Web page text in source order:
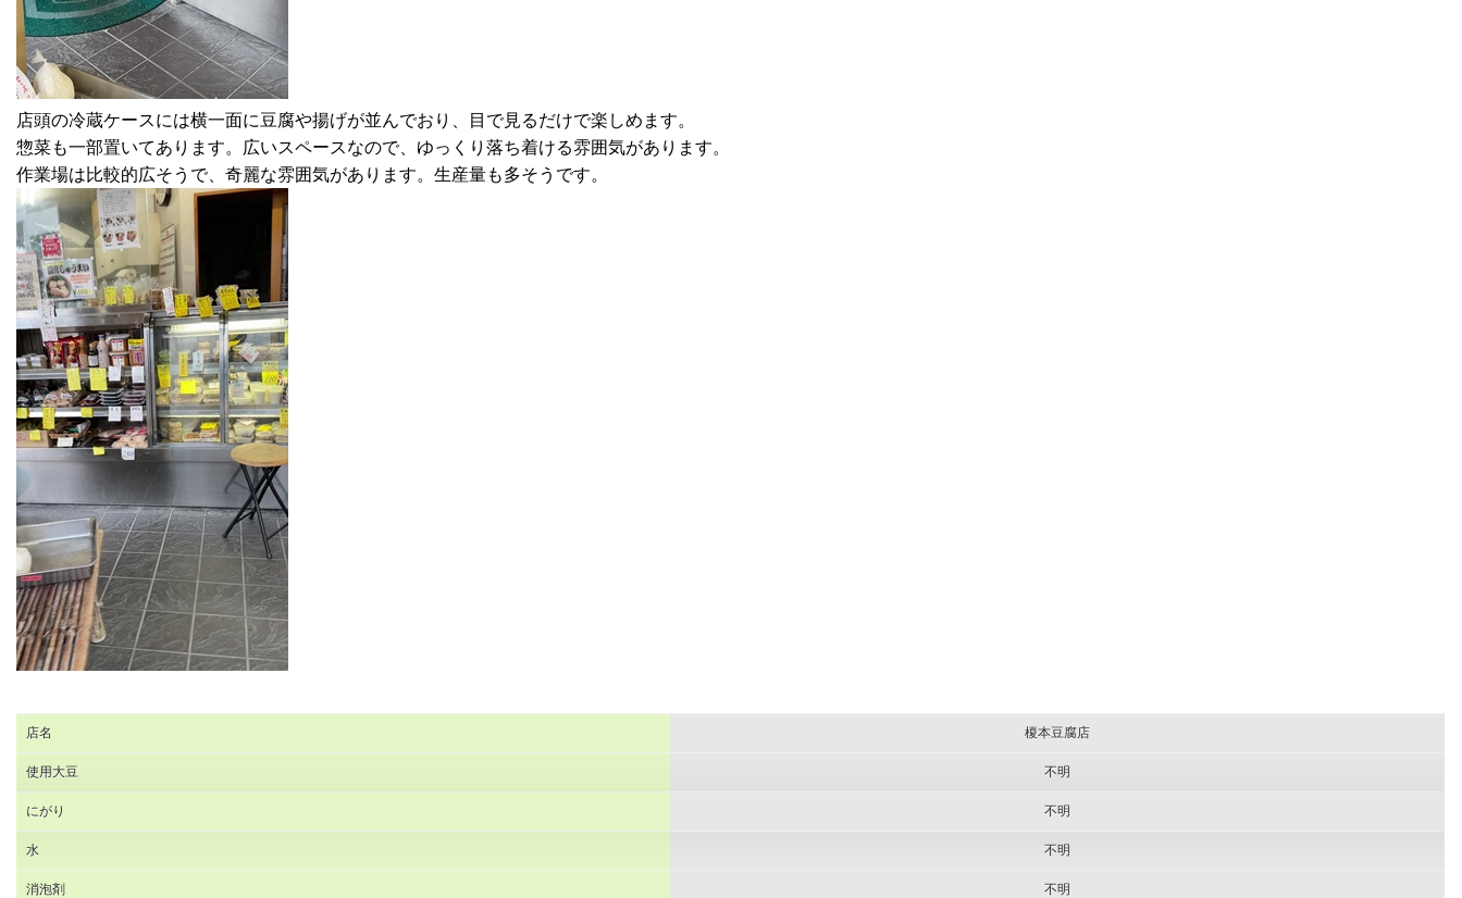
店頭の冷蔵ケースには横一面に豆腐や揚げが並んでおり、目で見るだけで楽しめます。
惣菜も一部置いてあります。広いスペースなので、ゆっくり落ち着ける雰囲気があります。
作業場は比較的広そうで、奇麗な雰囲気があります。生産量も多そうです。
店名 榎本豆腐店
使用大豆 不明
にがり 不明
水 不明
消泡剤 不明